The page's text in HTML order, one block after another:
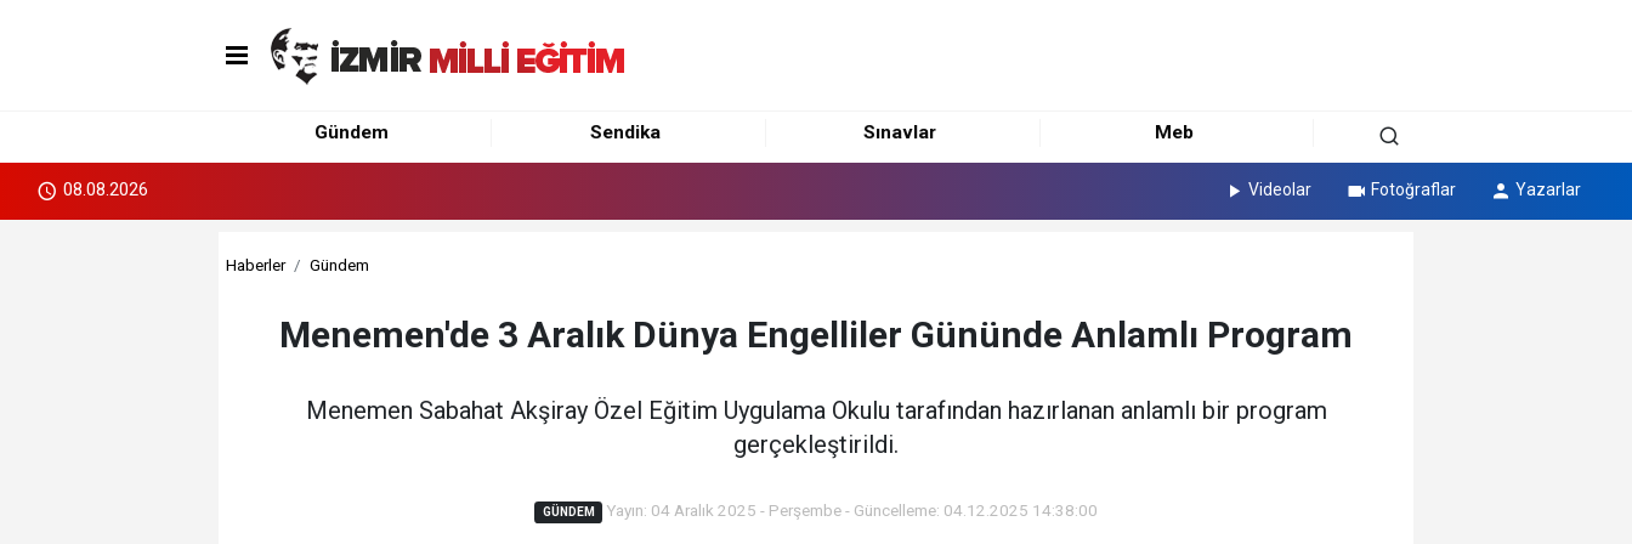
Gündem Sendika Sınavlar Meb
08.08.2026 Videolar Fotoğraflar Yazarlar
Haberler Gündem
Menemen'de 3 Aralık Dünya Engelliler Gününde Anlamlı Program
Menemen Sabahat Akşiray Özel Eğitim Uygulama Okulu tarafından hazırlanan anlamlı bir program
gerçekleştirildi.
GÜNDEM Yayın: 04 Aralık 2025 - Perşembe - Güncelleme: 04.12.2025 14:38:00